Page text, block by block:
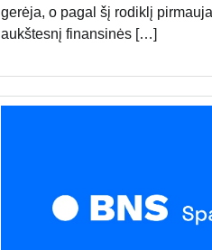
gerėja, o pagal šį rodiklį
aukštesnį finansinės […]